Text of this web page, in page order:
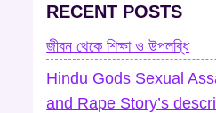
RECENT POSTS
জীবন থেকে শিক্ষা ও উপলব্ধি
Hindu Gods Sexual
and Rape Story’s